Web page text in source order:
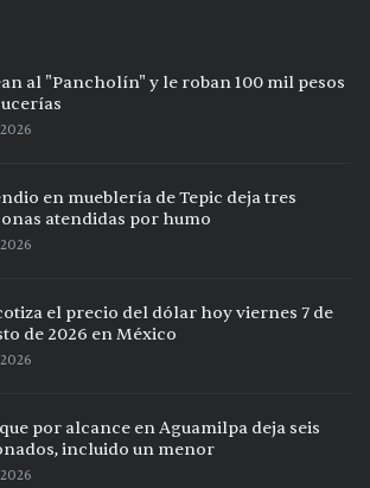
al "Pancholín" y le roban 100 mil pesos
en mueblería de Tepic deja tres
atendidas por humo
el precio del dólar hoy viernes 7 de
de 2026 en México
por alcance en Aguamilpa deja seis
incluido un menor